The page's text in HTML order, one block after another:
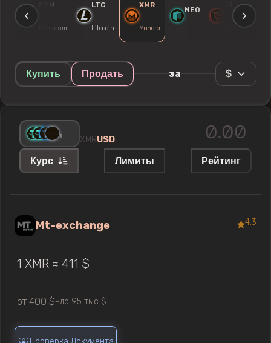
ETH
Ethereum
LTC
Litecoin
XMR
Monero
NEO
TRX
Купить Продать за $
+1 XMRUSD
Курс Лимиты Рейтинг
Mt-exchange 4.3
1 XMR ≈ 411 $
от 400 $—до 95 тыс $